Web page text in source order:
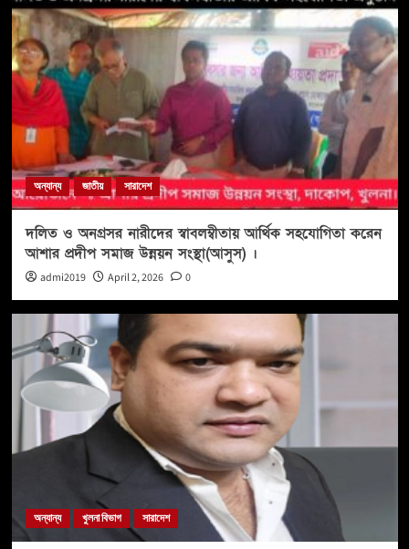
অন্যান্য জাতীয় সারাদেশ
দলিত ও অনগ্রসর নারীদের স্বাবলম্বীতায় আর্থিক সহযোগিতা করেন
আশার প্রদীপ সমাজ উন্নয়ন সংস্থা(আসুস) ।
admi2019 April 2, 2026 0
অন্যান্য খুলনা বিভাগ সারাদেশ